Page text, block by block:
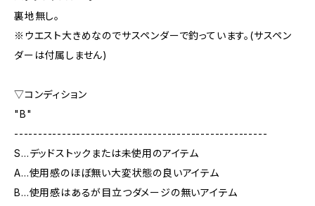
裏地無し。
※ウエスト大きめなのでサスペンダーで釣っています。(サスペン
ダーは付属しません)
▽コンディション
"B"
-----------------------------------------------------
S…デッドストックまたは未使用のアイテム
A…使用感のほぼ無い大変状態の良いアイテム
B…使用感はあるが目立つダメージの無いアイテム